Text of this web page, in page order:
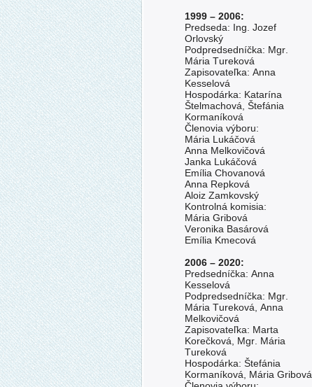
1999 – 2006:
Predseda: Ing. Jozef
Orlovský
Podpredsedníčka: Mgr.
Mária Tureková
Zapisovateľka: Anna
Kesselová
Hospodárka: Katarína
Štelmachová, Štefánia
Kormaníková
Členovia výboru:
Mária Lukáčová
Anna Melkovičová
Janka Lukáčová
Emília Chovanová
Anna Repková
Aloiz Zamkovský
Kontrolná komisia:
Mária Gribová
Veronika Basárová
Emília Kmecová
2006 – 2020:
Predsedníčka: Anna
Kesselová
Podpredsedníčka: Mgr.
Mária Tureková, Anna
Melkovičová
Zapisovateľka: Marta
Korečková, Mgr. Mária
Tureková
Hospodárka: Štefánia
Kormaníková, Mária Gribová